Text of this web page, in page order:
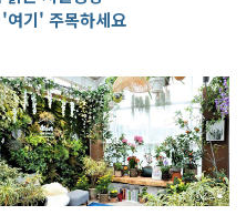
기' 주목하세요